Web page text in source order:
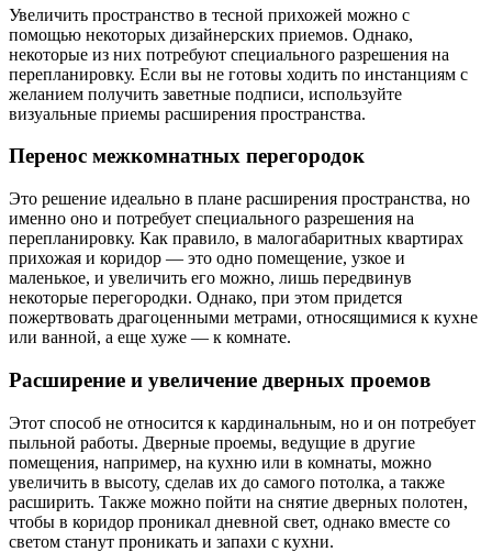
Увеличить пространство в тесной прихожей можно с
помощью некоторых дизайнерских приемов. Однако,
некоторые из них потребуют специального разрешения на
перепланировку. Если вы не готовы ходить по инстанциям с
желанием получить заветные подписи, используйте
визуальные приемы расширения пространства.
Перенос межкомнатных перегородок
Это решение идеально в плане расширения пространства, но
именно оно и потребует специального разрешения на
перепланировку. Как правило, в малогабаритных квартирах
прихожая и коридор — это одно помещение, узкое и
маленькое, и увеличить его можно, лишь передвинув
некоторые перегородки. Однако, при этом придется
пожертвовать драгоценными метрами, относящимися к кухне
или ванной, а еще хуже — к комнате.
Расширение и увеличение дверных проемов
Этот способ не относится к кардинальным, но и он потребует
пыльной работы. Дверные проемы, ведущие в другие
помещения, например, на кухню или в комнаты, можно
увеличить в высоту, сделав их до самого потолка, а также
расширить. Также можно пойти на снятие дверных полотен,
чтобы в коридор проникал дневной свет, однако вместе со
светом станут проникать и запахи с кухни.